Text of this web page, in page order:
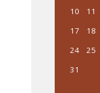
10
11
17
18
24
25
31